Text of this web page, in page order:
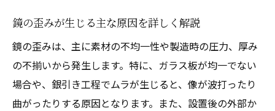
鏡の歪みが生じる主な原因を詳しく解説
鏡の歪みは、主に素材の不均一性や製造時の圧力、厚み
の不揃いから発生します。特に、ガラス板が均一でない
場合や、銀引き工程でムラが生じると、像が波打ったり
曲がったりする原因となります。また、設置後の外部か